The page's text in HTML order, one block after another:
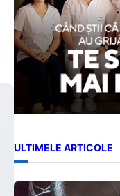
ULTIMELE ARTICOLE